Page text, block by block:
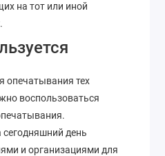
на тот или иной
опечатывания тех
воспользоваться
сегодняшний день
и организациями для